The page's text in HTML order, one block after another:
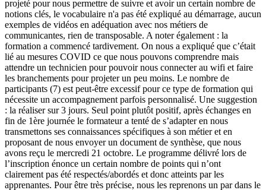
projeté pour nous permettre de suivre et avoir un certain nombre de
notions clés, le vocabulaire n'a pas été expliqué au démarrage, aucun
exemples de vidéos en adéquation avec nos métiers de
communicantes, rien de transposable. A noter également : la
formation a commencé tardivement. On nous a expliqué que c’était
lié au mesures COVID ce que nous pouvons comprendre mais
attendre un technicien pour pouvoir nous connecter au wifi et faire
les branchements pour projeter un peu moins. Le nombre de
participants (7) est peut-être excessif pour ce type de formation qui
nécessite un accompagnement parfois personnalisé. Une suggestion
: la réaliser sur 3 jours. Seul point plutôt positif, après échanges en
fin de 1ère journée le formateur a tenté de s’adapter en nous
transmettons ses connaissances spécifiques à son métier et en
proposant de nous envoyer un document de synthèse, que nous
avons reçu le mercredi 21 octobre. Le programme délivré lors de
l’inscription énonce un certain nombre de points qui n’ont
clairement pas été respectés/abordés et donc atteints par les
apprenantes. Pour être très précise, nous les reprenons un par dans le